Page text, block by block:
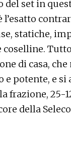
del set in
l’esatto
statiche,
coselline.
di casa,
e potente, e si
frazione, 25-
della